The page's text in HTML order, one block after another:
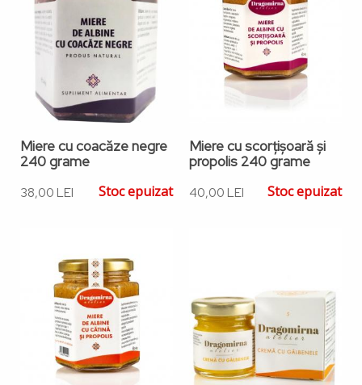
Miere cu coacăze negre
240 grame
38,00 LEI Stoc epuizat
Miere cu scorțișoară și
propolis 240 grame
40,00 LEI Stoc epuizat